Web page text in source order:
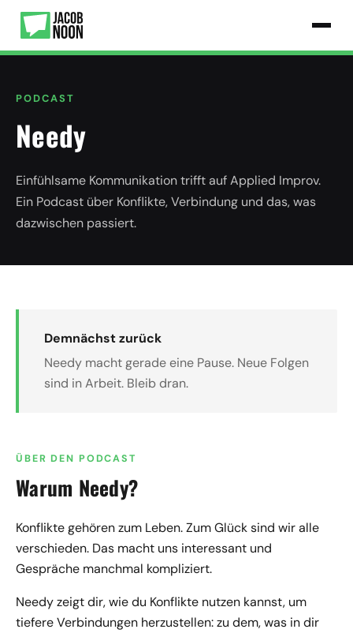
PODCAST
Needy
Einfühlsame Kommunikation trifft auf Applied Improv.
Ein Podcast über Konflikte, Verbindung und das, was
dazwischen passiert.
Demnächst zurück
Needy macht gerade eine Pause. Neue Folgen
sind in Arbeit. Bleib dran.
ÜBER DEN PODCAST
Warum Needy?
Konflikte gehören zum Leben. Zum Glück sind wir alle
verschieden. Das macht uns interessant und
Gespräche manchmal kompliziert.
Needy zeigt dir, wie du Konflikte nutzen kannst, um
tiefere Verbindungen herzustellen: zu dem, was in dir